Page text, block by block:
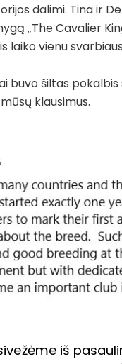
dalimi. Tina ir
„The Cavalier
laiko vienu
buvo šiltas
klausimus.
iš